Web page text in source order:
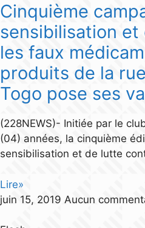
Cinquième
sensibilisation
les faux
produits de la
Togo pose ses
(228NEWS)- Initiée par le
(04) années, la cinquième
sensibilisation et de lutte
Lire»
juin 15, 2019 Aucun